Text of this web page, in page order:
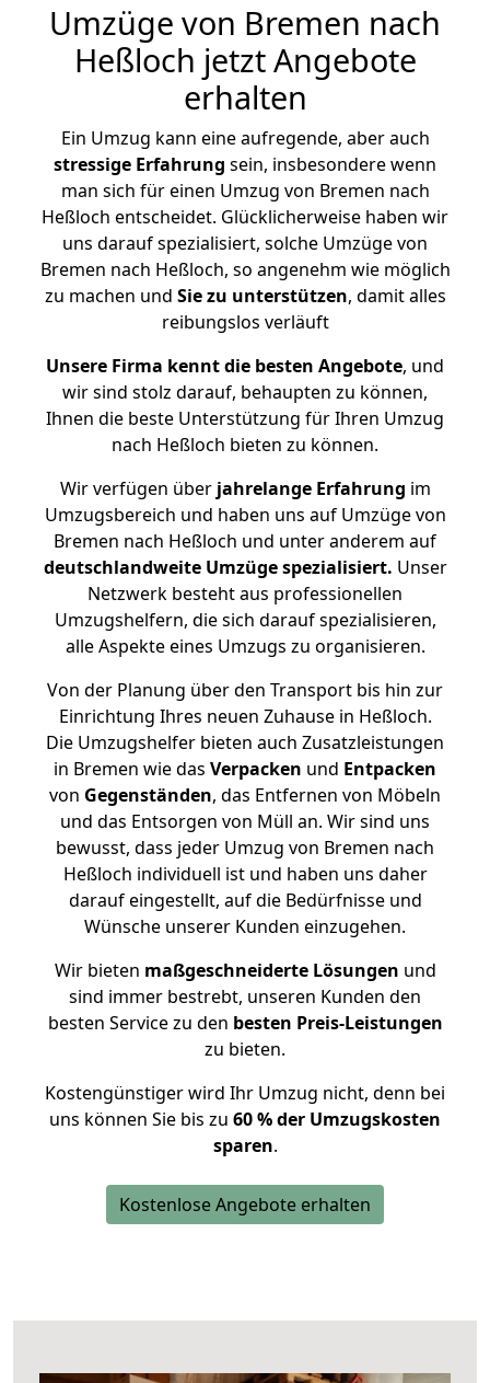
Umzüge von Bremen nach
Heßloch jetzt Angebote
erhalten
Ein Umzug kann eine aufregende, aber auch
stressige Erfahrung sein, insbesondere wenn
man sich für einen Umzug von Bremen nach
Heßloch entscheidet. Glücklicherweise haben wir
uns darauf spezialisiert, solche Umzüge von
Bremen nach Heßloch, so angenehm wie möglich
zu machen und Sie zu unterstützen, damit alles
reibungslos verläuft
Unsere Firma kennt die besten Angebote, und
wir sind stolz darauf, behaupten zu können,
Ihnen die beste Unterstützung für Ihren Umzug
nach Heßloch bieten zu können.
Wir verfügen überjahrelange Erfahrung im
Umzugsbereich und haben uns auf Umzüge von
Bremen nach Heßloch und unter anderem auf
deutschlandweite Umzüge spezialisiert. Unser
Netzwerk besteht aus professionellen
Umzugshelfern, die sich darauf spezialisieren,
alle Aspekte eines Umzugs zu organisieren.
Von der Planung über den Transport bis hin zur
Einrichtung Ihres neuen Zuhause in Heßloch.
Die Umzugshelfer bieten auch Zusatzleistungen
in Bremen wie das Verpacken und Entpacken
von Gegenständen, das Entfernen von Möbeln
und das Entsorgen von Müll an. Wir sind uns
bewusst, dass jeder Umzug von Bremen nach
Heßloch individuell ist und haben uns daher
darauf eingestellt, auf die Bedürfnisse und
Wünsche unserer Kunden einzugehen.
Wir bieten maßgeschneiderte Lösungen und
sind immer bestrebt, unseren Kunden den
besten Service zu den besten Preis-Leistungen
zu bieten.
Kostengünstiger wird Ihr Umzug nicht, denn bei
uns können Sie bis zu 60 % der Umzugskosten
sparen.
Kostenlose Angebote erhalten